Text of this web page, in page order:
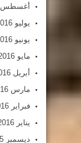
أغسطس 2016
يوليو 2016
يونيو 2016
مايو 2016
أبريل 2016
مارس 2016
فبراير 2016
يناير 2016
ديسمبر 2015